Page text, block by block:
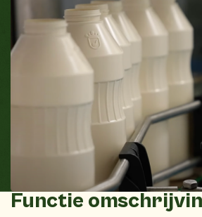
Functie